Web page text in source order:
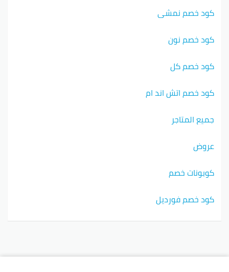
كود خصم نمشي
كود خصم نون
كود خصم كل
كود خصم اتش اند ام
جميع المتاجر
عروض
كوبونات خصم
كود خصم فورديل